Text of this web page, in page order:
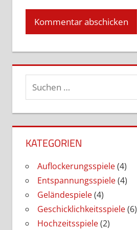
Suchen
nach:
KATEGORIEN
Auflockerungsspiele(4)
Entspannungsspiele(4)
Geländespiele(4)
Geschicklichkeitsspiele(6)
Hochzeitsspiele(2)